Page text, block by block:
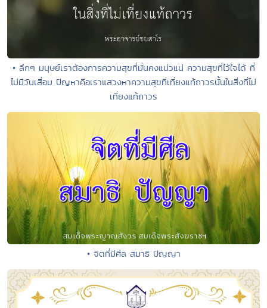
• ลึกๆ มนุษย์เราต้องการความสุขที่มั่นคงแน่วแน่ ความสุขที่ไว้ใจได้ ที่
ไม่มีวันเสื่อม ปัญหาคือเราแสวงหาความสุขที่เที่ยงแท้ถาวรนั้นในสิ่งที่ไม่
เที่ยงแท้ถาวร
• จิตที่มีศีล สมาธิ ปัญญา